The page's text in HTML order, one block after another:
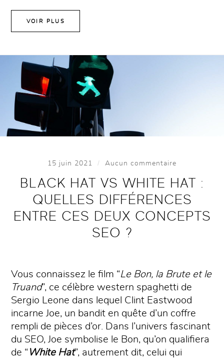
VOIR PLUS
15 juin 2021 / Aucun commentaire
BLACK HAT VS WHITE HAT :
QUELLES DIFFÉRENCES
ENTRE CES DEUX CONCEPTS
SEO ?
Vous connaissez le film “Le Bon, la Brute et le
Truand”, ce célèbre western spaghetti de
Sergio Leone dans lequel Clint Eastwood
incarne Joe, un bandit en quête d’un coffre
rempli de pièces d’or. Dans l’univers fascinant
du SEO, Joe symbolise le Bon, qu’on qualifiera
de “ White Hat”, autrement dit, celui qui